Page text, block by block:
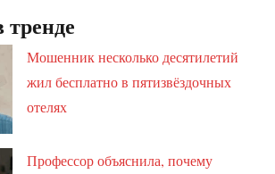
Мошенник несколько десятилетий
жил бесплатно в пятизвёздочных
отелях
Профессор объяснила, почему